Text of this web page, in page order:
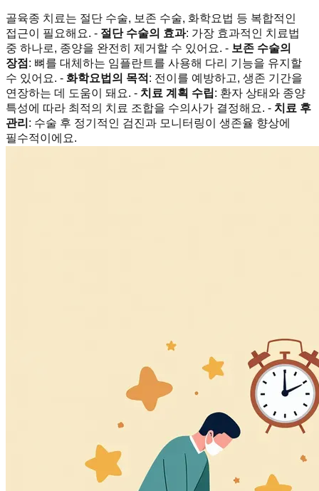
골육종 치료는 절단 수술, 보존 수술, 화학요법 등 복합적인
접근이 필요해요. - 절단 수술의 효과: 가장 효과적인 치료법
중 하나로, 종양을 완전히 제거할 수 있어요. - 보존 수술의
장점 : 뼈를 대체하는 임플란트를 사용해 다리 기능을 유지할
수 있어요. - 화학요법의 목적 : 전이를 예방하고, 생존 기간을
연장하는 데 도움이 돼요. - 치료 계획 수립: 환자 상태와 종양
특성에 따라 최적의 치료 조합을 수의사가 결정해요. - 치료 후
관리 : 수술 후 정기적인 검진과 모니터링이 생존율 향상에
필수적이에요.